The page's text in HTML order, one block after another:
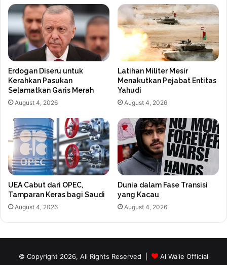
Erdogan Diseru untuk
Kerahkan Pasukan
Selamatkan Garis Merah
August 4, 2026
Latihan Militer Mesir
Menakutkan Pejabat Entitas
Yahudi
August 4, 2026
UEA Cabut dari OPEC,
Tamparan Keras bagi Saudi
August 4, 2026
Dunia dalam Fase Transisi
yang Kacau
August 4, 2026
© Copyright 2026, All Rights Reserved | Al Wa'ie Official